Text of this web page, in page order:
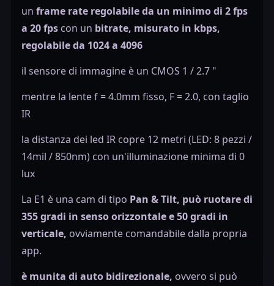
un frame rate regolabile da un minimo di 2 fps
a 20 fps con un bitrate, misurato in kbps,
regolabile da 1024 a 4096
il sensore di immagine è un CMOS 1 / 2.7 "
mentre la lentef = 4.0mm fisso, F = 2.0, con taglio
IR
la distanza dei led IR copre 12 metri (LED: 8 pezzi /
14mil / 850nm) con un'illuminazione minima di 0
lux
La E1 è una cam di tipo Pan & Tilt, può ruotare di
355 gradi in senso orizzontale e 50 gradi in
verticale, ovviamente comandabile dalla propria
app.
è munita di auto bidirezionale, ovvero si può